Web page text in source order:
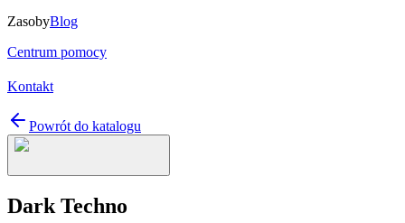
ZasobyBlog
Centrum pomocy
Kontakt
Powrót do katalogu
Dark Techno